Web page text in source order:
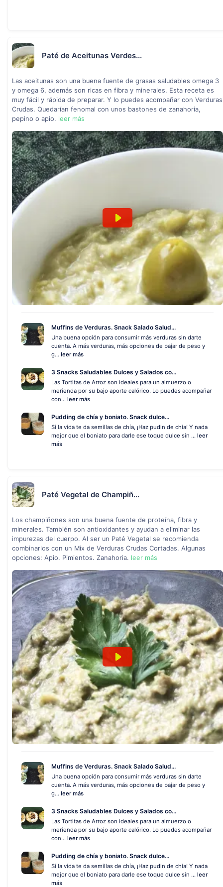
Paté de Aceitunas Verdes...
Las aceitunas son una buena fuente de grasas saludables omega 3
y omega 6, además son ricas en fibra y minerales. Esta receta es
muy fácil y rápida de preparar. Y lo puedes acompañar con Verduras
Crudas. Quedarían fenomal con unos bastones de zanahoria,
pepino o apio. leer más
Muffins de Verduras. Snack Salado Salud...
Una buena opción para consumir más verduras sin darte
cuenta. A más verduras, más opciones de bajar de peso y
g... leer más
3 Snacks Saludables Dulces y Salados co...
Las Tortitas de Arroz son ideales para un almuerzo o
merienda por su bajo aporte calórico. Lo puedes acompañar
con... leer más
Pudding de chía y boniato. Snack dulce...
Si la vida te da semillas de chía, ¡Haz pudin de chía! Y nada
mejor que el boniato para darle ese toque dulce sin ... leer
más
Paté Vegetal de Champiñ...
Los champiñones son una buena fuente de proteína, fibra y
minerales. También son antioxidantes y ayudan a eliminar las
impurezas del cuerpo. Al ser un Paté Vegetal se recomienda
combinarlos con un Mix de Verduras Crudas Cortadas. Algunas
opciones: Apio. Pimientos. Zanahoria. leer más
Muffins de Verduras. Snack Salado Salud...
Una buena opción para consumir más verduras sin darte
cuenta. A más verduras, más opciones de bajar de peso y
g... leer más
3 Snacks Saludables Dulces y Salados co...
Las Tortitas de Arroz son ideales para un almuerzo o
merienda por su bajo aporte calórico. Lo puedes acompañar
con... leer más
Pudding de chía y boniato. Snack dulce...
Si la vida te da semillas de chía, ¡Haz pudin de chía! Y nada
mejor que el boniato para darle ese toque dulce sin ... leer
más